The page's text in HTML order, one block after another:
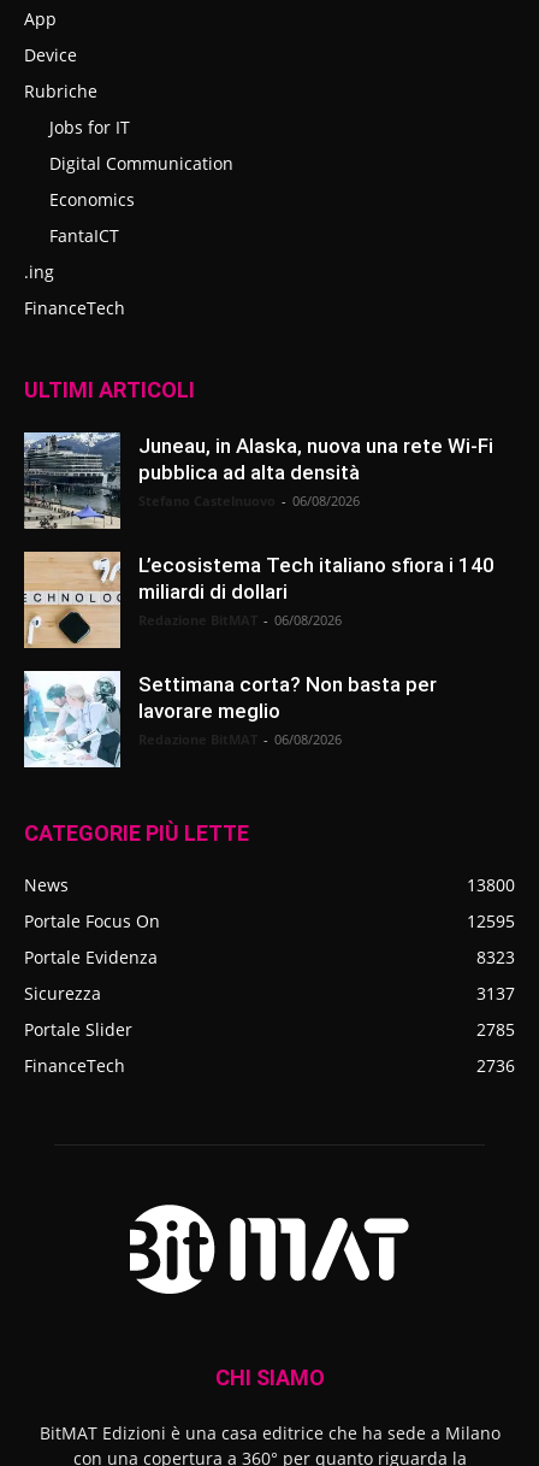
App
Device
Rubriche
Jobs for IT
Digital Communication
Economics
FantaICT
.ing
FinanceTech
ULTIMI ARTICOLI
Juneau, in Alaska, nuova una rete Wi-Fi
pubblica ad alta densità
- 06/08/2026
L’ecosistema Tech italiano sfiora i 140
miliardi di dollari
- 06/08/2026
Settimana corta? Non basta per
lavorare meglio
- 06/08/2026
CATEGORIE PIÙ LETTE
News
13800
Portale Focus On
12595
Portale Evidenza
8323
Sicurezza
3137
Portale Slider
2785
FinanceTech
2736
CHI SIAMO
BitMAT Edizioni è una casa editrice che ha sede a Milano
con una copertura a 360° per quanto riguarda la